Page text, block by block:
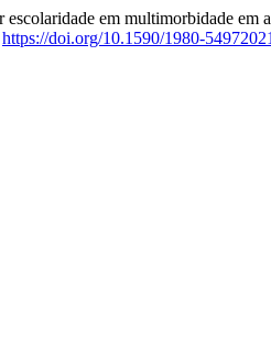
escolaridade em multimorbidade
https://doi.org/10.1590/1980-